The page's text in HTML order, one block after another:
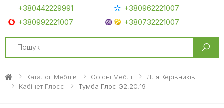
+380442229991
+380962221007
+380992221007
+380732221007
Search
Каталог Меблів Офісні Меблі
Для Керівників
Кабінет Глосс
Тумба Глос G2.20.19